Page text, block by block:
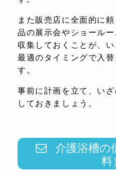
また販売店に全面的に
品の展示会やショール
収集しておくことが、い
最適のタイミングで入
す。
事前に計画を立て、い
しておきましょう。
介護浴槽の
料）